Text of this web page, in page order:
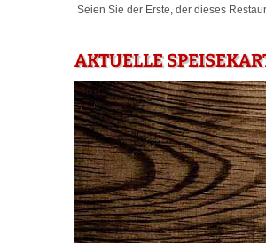
Seien Sie der Erste, der dieses
AKTUELLE